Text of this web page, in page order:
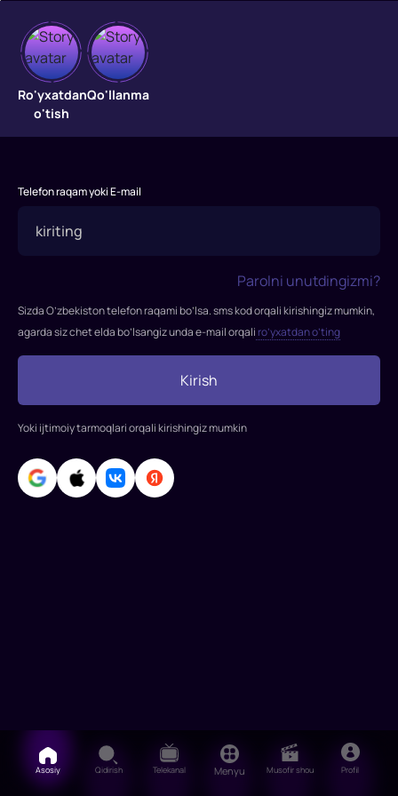
Robot
politsiyachi
"Robot
politsiyachi"
samolyotlari
AQSh
endi
firma
yutuqlaridan
orqada
foydalanishni
Ro'yxatdan
o'tish
Qo'llanma
Telefon raqam yoki E-mail
Parolni unutdingizmi?
Sizda O’zbekiston telefon raqami bo’lsa. sms kod orqali kirishingiz mumkin,
agarda siz chet elda bo’lsangiz unda e-mail orqali ro’yxatdan o’ting
Kirish
Yoki ijtimoiy tarmoqlari orqali kirishingiz mumkin
Asosiy Qidirish Telekanal Menyu Musofir shou Profil